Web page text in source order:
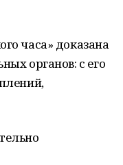
часа» доказана
органов: с его